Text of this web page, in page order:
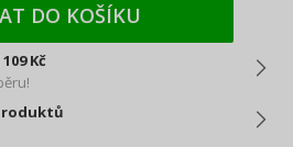
DO KOŠÍKU
Kč